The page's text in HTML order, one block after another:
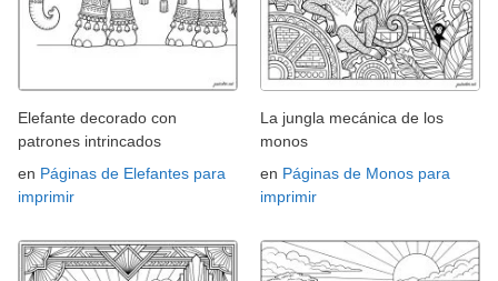
Elefante decorado con
patrones intrincados
en Páginas de Elefantes para
imprimir
La jungla mecánica de los
monos
en Páginas de Monos para
imprimir